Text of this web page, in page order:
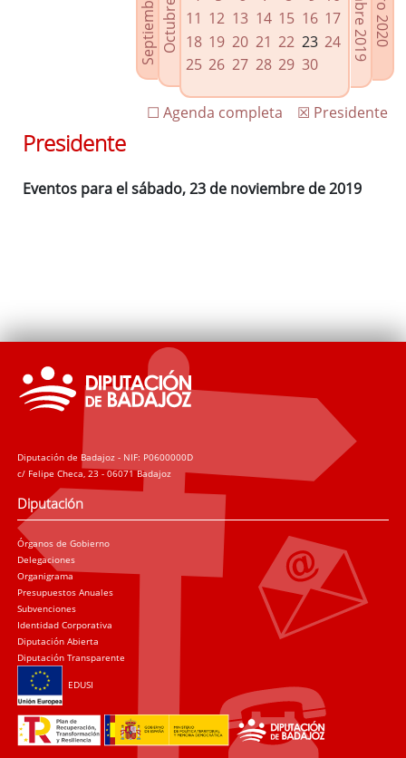
Agenda de Presidencia
Plenos provinciales y Juntas de gobierno
Oficina de Proyectos Europeos
11 12 13 14 15 16 17
18 19 20 21 22 23 24
25 26 27 28 29 30
☒ Presidente
☐ Agenda completa
Presidente
Eventos para el sábado, 23 de noviembre de 2019
Diputación de Badajoz - NIF: P0600000D
c/ Felipe Checa, 23 - 06071 Badajoz
Diputación
Órganos de Gobierno
Delegaciones
Organigrama
Presupuestos Anuales
Subvenciones
Identidad Corporativa
Diputación Abierta
Diputación Transparente
EDUSI